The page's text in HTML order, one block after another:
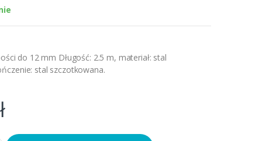
do 12 mm Długość: 2.5 m, materiał: stal
stal szczotkowana.